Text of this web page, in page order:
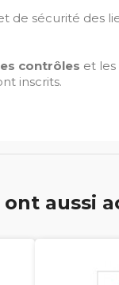
de sécurité des
contrôles et les
inscrits.
aussi